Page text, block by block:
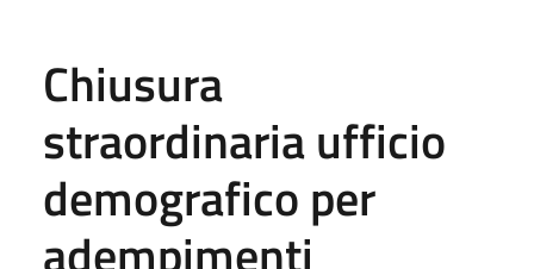
Chiusura
straordinaria ufficio
demografico per